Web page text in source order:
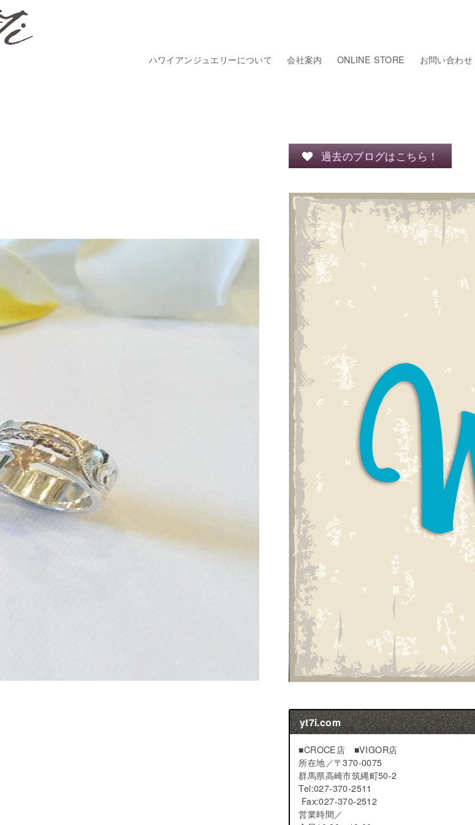
ハワイアンジュエリーについて 会社案内 ONLINE STORE お問い合わせ
過去のブログはこちら！
yt7i.com
■CROCE店 ■VIGOR店
所在地／〒370-0075
群馬県高崎市筑縄町50-2
Tel:027-370-2511
Fax:027-370-2512
営業時間／